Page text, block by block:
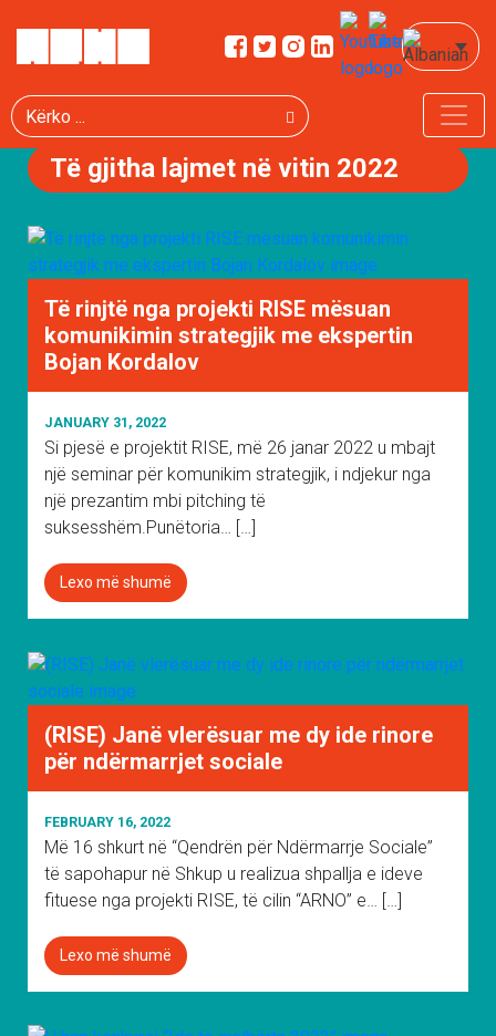
Të gjitha lajmet në vitin 2022
Të rinjtë nga projekti RISE mësuan
komunikimin strategjik me ekspertin
Bojan Kordalov
JANUARY 31, 2022
Si pjesë e projektit RISE, më 26 janar 2022 u mbajt
një seminar për komunikim strategjik, i ndjekur nga
një prezantim mbi pitching të
suksesshëm.Punëtoria… […]
Lexo më shumë
(RISE) Janë vlerësuar me dy ide rinore
për ndërmarrjet sociale
FEBRUARY 16, 2022
Më 16 shkurt në “Qendrën për Ndërmarrje Sociale”
të sapohapur në Shkup u realizua shpallja e ideve
fituese nga projekti RISE, të cilin “ARNO” e… […]
Lexo më shumë